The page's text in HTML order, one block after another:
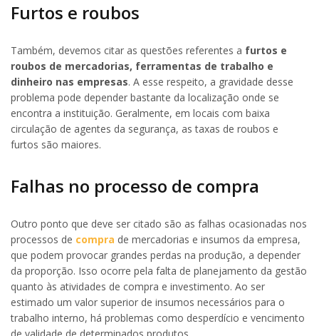
Furtos e roubos
Também, devemos citar as questões referentes a furtos e
roubos de mercadorias, ferramentas de trabalho e
dinheiro nas empresas. A esse respeito, a gravidade desse
problema pode depender bastante da localização onde se
encontra a instituição. Geralmente, em locais com baixa
circulação de agentes da segurança, as taxas de roubos e
furtos são maiores.
Falhas no processo de compra
Outro ponto que deve ser citado são as falhas ocasionadas nos
processos de compra de mercadorias e insumos da empresa,
que podem provocar grandes perdas na produção, a depender
da proporção. Isso ocorre pela falta de planejamento da gestão
quanto às atividades de compra e investimento. Ao ser
estimado um valor superior de insumos necessários para o
trabalho interno, há problemas como desperdício e vencimento